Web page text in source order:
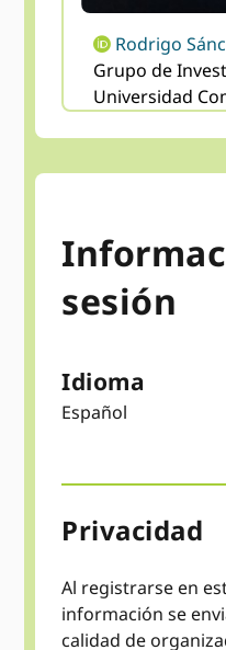
Rodrigo
Grupo de
Universidad
sesión
Idioma
Español
Privacidad
Al registrarse en
información se
calidad de